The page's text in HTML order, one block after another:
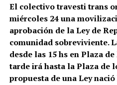
El colectivo travesti trans
miércoles 24 una
aprobación de la Ley de
comunidad sobreviviente.
desde las 15 hs en Plaza
tarde irá hasta la Plaza de
propuesta de una Ley